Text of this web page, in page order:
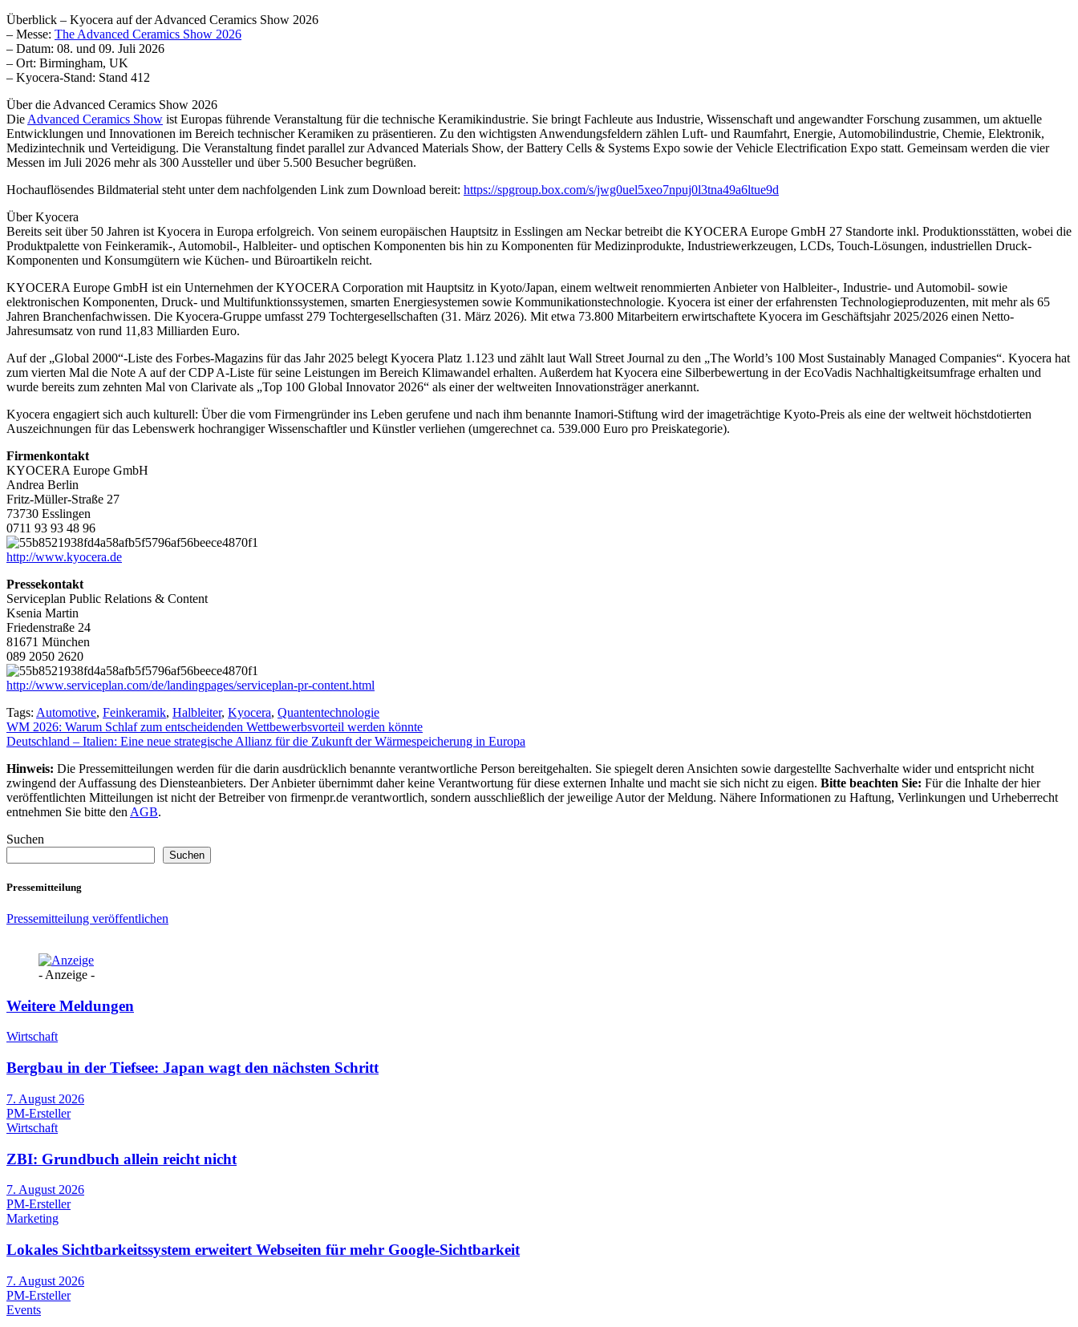
Überblick – Kyocera auf der Advanced Ceramics Show 2026
– Messe: The Advanced Ceramics Show 2026
– Datum: 08. und 09. Juli 2026
– Ort: Birmingham, UK
– Kyocera-Stand: Stand 412
Über die Advanced Ceramics Show 2026
Die Advanced Ceramics Show ist Europas führende Veranstaltung für die technische Keramikindustrie. Sie bringt Fachleute aus Industrie, Wissenschaft und angewandter Forschung zusammen, um aktuelle
Entwicklungen und Innovationen im Bereich technischer Keramiken zu präsentieren. Zu den wichtigsten Anwendungsfeldern zählen Luft- und Raumfahrt, Energie, Automobilindustrie, Chemie, Elektronik,
Medizintechnik und Verteidigung. Die Veranstaltung findet parallel zur Advanced Materials Show, der Battery Cells & Systems Expo sowie der Vehicle Electrification Expo statt. Gemeinsam werden die vier
Messen im Juli 2026 mehr als 300 Aussteller und über 5.500 Besucher begrüßen.
Hochauflösendes Bildmaterial steht unter dem nachfolgenden Link zum Download bereit: https://spgroup.box.com/s/jwg0uel5xeo7npuj0l3tna49a6ltue9d
Über Kyocera
Bereits seit über 50 Jahren ist Kyocera in Europa erfolgreich. Von seinem europäischen Hauptsitz in Esslingen am Neckar betreibt die KYOCERA Europe GmbH 27 Standorte inkl. Produktionsstätten, wobei die
Produktpalette von Feinkeramik-, Automobil-, Halbleiter- und optischen Komponenten bis hin zu Komponenten für Medizinprodukte, Industriewerkzeugen, LCDs, Touch-Lösungen, industriellen Druck-
Komponenten und Konsumgütern wie Küchen- und Büroartikeln reicht.
KYOCERA Europe GmbH ist ein Unternehmen der KYOCERA Corporation mit Hauptsitz in Kyoto/Japan, einem weltweit renommierten Anbieter von Halbleiter-, Industrie- und Automobil- sowie
elektronischen Komponenten, Druck- und Multifunktionssystemen, smarten Energiesystemen sowie Kommunikationstechnologie. Kyocera ist einer der erfahrensten Technologieproduzenten, mit mehr als 65
Jahren Branchenfachwissen. Die Kyocera-Gruppe umfasst 279 Tochtergesellschaften (31. März 2026). Mit etwa 73.800 Mitarbeitern erwirtschaftete Kyocera im Geschäftsjahr 2025/2026 einen Netto-
Jahresumsatz von rund 11,83 Milliarden Euro.
Auf der „Global 2000“-Liste des Forbes-Magazins für das Jahr 2025 belegt Kyocera Platz 1.123 und zählt laut Wall Street Journal zu den „The World’s 100 Most Sustainably Managed Companies“. Kyocera hat
zum vierten Mal die Note A auf der CDP A-Liste für seine Leistungen im Bereich Klimawandel erhalten. Außerdem hat Kyocera eine Silberbewertung in der EcoVadis Nachhaltigkeitsumfrage erhalten und
wurde bereits zum zehnten Mal von Clarivate als „Top 100 Global Innovator 2026“ als einer der weltweiten Innovationsträger anerkannt.
Kyocera engagiert sich auch kulturell: Über die vom Firmengründer ins Leben gerufene und nach ihm benannte Inamori-Stiftung wird der imageträchtige Kyoto-Preis als eine der weltweit höchstdotierten
Auszeichnungen für das Lebenswerk hochrangiger Wissenschaftler und Künstler verliehen (umgerechnet ca. 539.000 Euro pro Preiskategorie).
Firmenkontakt
KYOCERA Europe GmbH
Andrea Berlin
Fritz-Müller-Straße 27
73730 Esslingen
0711 93 93 48 96
http://www.kyocera.de
Pressekontakt
Serviceplan Public Relations & Content
Ksenia Martin
Friedenstraße 24
81671 München
089 2050 2620
http://www.serviceplan.com/de/landingpages/serviceplan-pr-content.html
Tags: Automotive, Feinkeramik, Halbleiter, Kyocera, Quantentechnologie
Beitragsnavigation
WM 2026: Warum Schlaf zum entscheidenden Wettbewerbsvorteil werden könnte
Deutschland – Italien: Eine neue strategische Allianz für die Zukunft der Wärmespeicherung in Europa
Hinweis: Die Pressemitteilungen werden für die darin ausdrücklich benannte verantwortliche Person bereitgehalten. Sie spiegelt deren Ansichten sowie dargestellte Sachverhalte wider und entspricht nicht
zwingend der Auffassung des Diensteanbieters. Der Anbieter übernimmt daher keine Verantwortung für diese externen Inhalte und macht sie sich nicht zu eigen. Bitte beachten Sie: Für die Inhalte der hier
veröffentlichten Mitteilungen ist nicht der Betreiber von firmenpr.de verantwortlich, sondern ausschließlich der jeweilige Autor der Meldung. Nähere Informationen zu Haftung, Verlinkungen und Urheberrecht
entnehmen Sie bitte den AGB.
Suchen
Suchen
Pressemitteilung
Pressemitteilung veröffentlichen
- Anzeige -
Weitere Meldungen
Wirtschaft
Bergbau in der Tiefsee: Japan wagt den nächsten Schritt
7. August 2026
PM-Ersteller
Wirtschaft
ZBI: Grundbuch allein reicht nicht
7. August 2026
PM-Ersteller
Marketing
Lokales Sichtbarkeitssystem erweitert Webseiten für mehr Google-Sichtbarkeit
7. August 2026
PM-Ersteller
Events